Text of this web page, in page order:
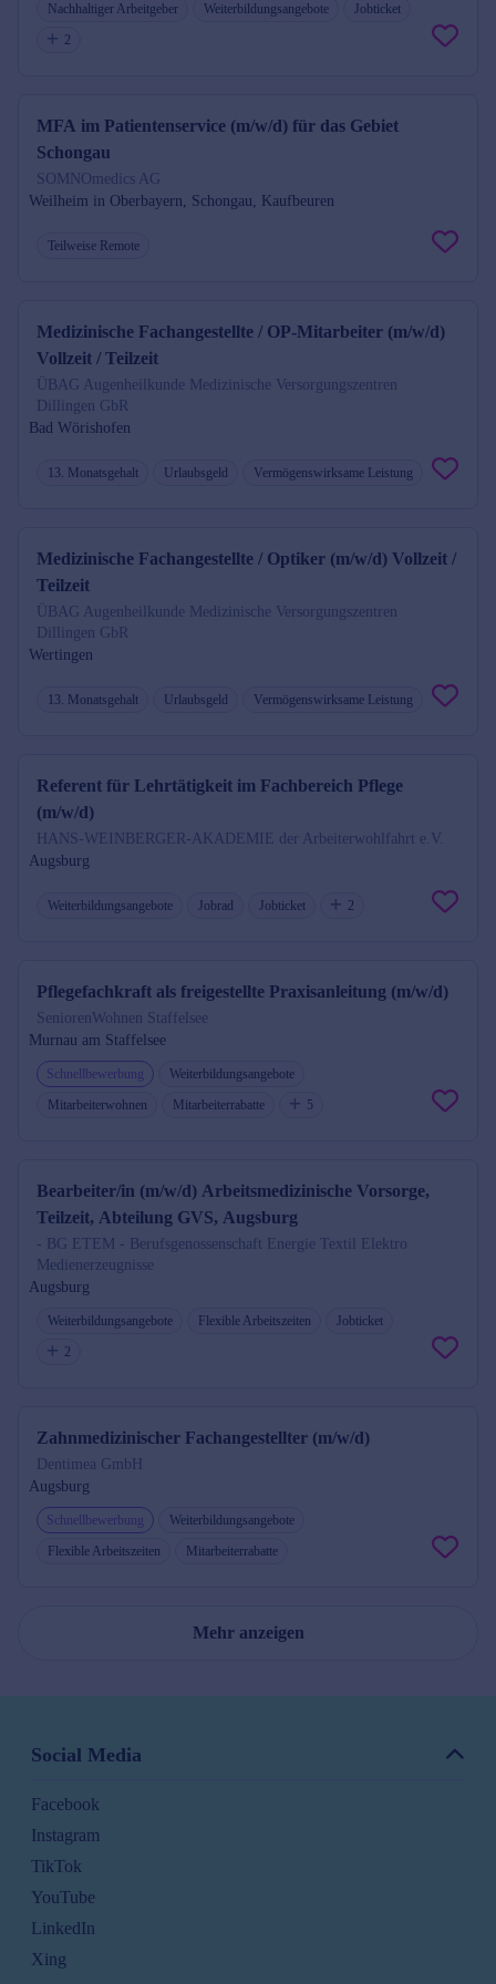
Nachhaltiger Arbeitgeber Weiterbildungsangebote
Jobticket
2
MFA im Patientenservice (m/w/d) für das Gebiet
Schongau
SOMNOmedics AG
Weilheim in Oberbayern, Schongau, Kaufbeuren
Teilweise Remote
Medizinische Fachangestellte / OP-Mitarbeiter (m/w/d)
Vollzeit / Teilzeit
ÜBAG Augenheilkunde Medizinische Versorgungszentren
Dillingen GbR
Bad Wörishofen
13. Monatsgehalt Urlaubsgeld Vermögenswirksame Leistung
Medizinische Fachangestellte / Optiker (m/w/d) Vollzeit /
Teilzeit
ÜBAG Augenheilkunde Medizinische Versorgungszentren
Dillingen GbR
Wertingen
13. Monatsgehalt Urlaubsgeld Vermögenswirksame Leistung
Referent für Lehrtätigkeit im Fachbereich Pflege
(m/w/d)
HANS-WEINBERGER-AKADEMIE der Arbeiterwohlfahrt e.V.
Augsburg
Weiterbildungsangebote Jobrad Jobticket 2
Pflegefachkraft als freigestellte Praxisanleitung (m/w/d)
SeniorenWohnen Staffelsee
Murnau am Staffelsee
Schnellbewerbung
Weiterbildungsangebote
Mitarbeiterwohnen
Mitarbeiterrabatte 5
Bearbeiter/in (m/w/d) Arbeitsmedizinische Vorsorge,
Teilzeit, Abteilung GVS, Augsburg
- BG ETEM - Berufsgenossenschaft Energie Textil Elektro
Medienerzeugnisse
Augsburg
Weiterbildungsangebote Flexible Arbeitszeiten
Jobticket
2
Zahnmedizinischer Fachangestellter (m/w/d)
Dentimea GmbH
Augsburg
Schnellbewerbung
Weiterbildungsangebote
Flexible Arbeitszeiten
Mitarbeiterrabatte
Mehr anzeigen
Social Media
Facebook
Instagram
TikTok
YouTube
LinkedIn
Xing